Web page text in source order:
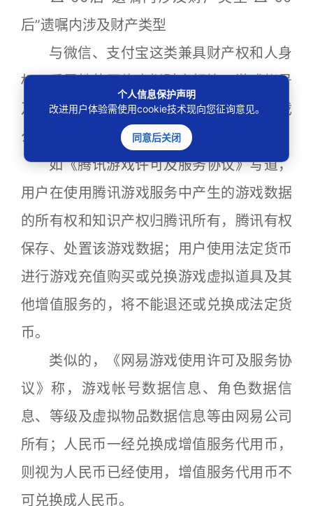
后”遗嘱内涉及财产类型
与微信、支付宝这类兼具财产权和人身
权双重属性的网络虚拟财产相比，游戏帐号
及帐号内虚拟财产的所有权往往归属于游戏
公司，玩家无权对其进行转让处理。
如《腾讯游戏许可及服务协议》写道，
用户在使用腾讯游戏服务中产生的游戏数据
的所有权和知识产权归腾讯所有，腾讯有权
保存、处置该游戏数据；用户使用法定货币
进行游戏充值购买或兑换游戏虚拟道具及其
他增值服务的，将不能退还或兑换成法定货
币。
类似的，《网易游戏使用许可及服务协
议》称，游戏帐号数据信息、角色数据信
息、等级及虚拟物品数据信息等由网易公司
所有；人民币一经兑换成增值服务代用币，
则视为人民币已经使用，增值服务代用币不
可兑换成人民币。
个人信息保护声明
改进用户体验需使用cookie技术现向您征询意见。
同意后关闭